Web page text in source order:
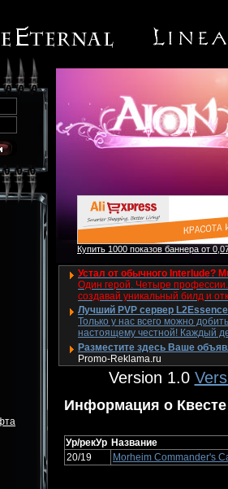
Купить 1000 показов баннера от
Устал от обычного Interlude?
Один герой. Четыре
создавай уникальный билд и
Лучший PVP сервер
Только у нас всего можно
настоящему честной! Каждый
Разместите здесь Ваше
Promo-Reklama.ru
Version 1.0
Информация о Квесте
Ур/рекУр Название
20/19
Morheim Commander's